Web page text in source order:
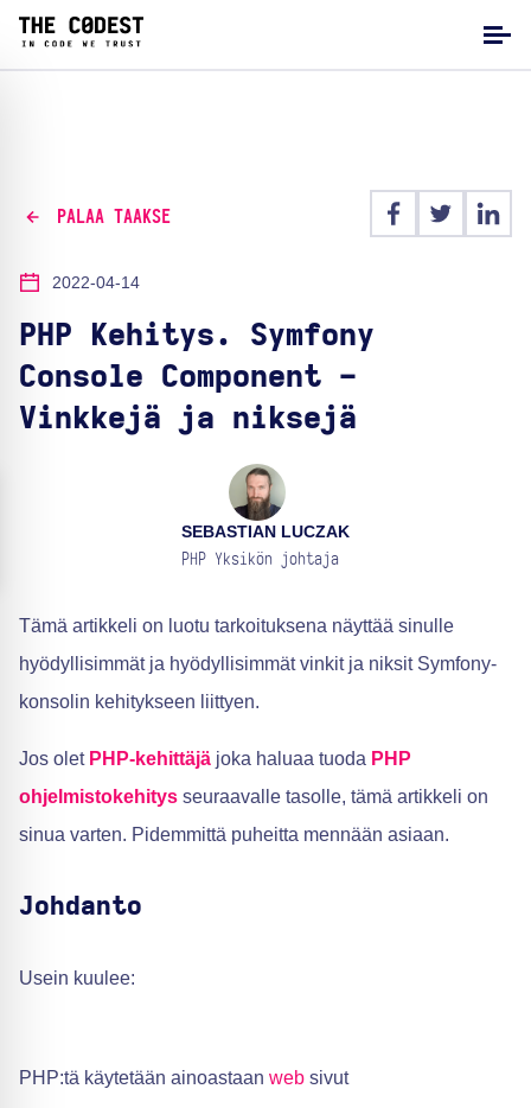
PALAA TAAKSE
2022-04-14
PHP Kehitys. Symfony
Console Component -
Vinkkejä ja niksejä
SEBASTIAN LUCZAK
PHP Yksikön johtaja
Tämä artikkeli on luotu tarkoituksena näyttää sinulle
hyödyllisimmät ja hyödyllisimmät vinkit ja niksit Symfony-
konsolin kehitykseen liittyen.
Jos olet PHP-kehittäjä joka haluaa tuoda PHP
ohjelmistokehitys seuraavalle tasolle, tämä artikkeli on
sinua varten. Pidemmittä puheitta mennään asiaan.
Johdanto
Usein kuulee:
PHP:tä käytetään ainoastaan web sivut